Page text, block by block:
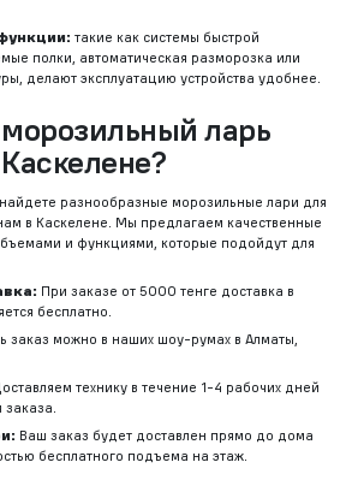
такие как системы быстрой
полки, автоматическая разморозка или
делают эксплуатацию устройства удобнее.
ларь
найдете разнообразные морозильные лари для
в Каскелене. Мы предлагаем качественные
и функциями, которые подойдут для
При заказе от 5000 тенге доставка в
бесплатно.
заказ можно в наших шоу-румах в Алматы,
технику в течение 1-4 рабочих дней
заказа.
Ваш заказ будет доставлен прямо до дома
бесплатного подъема на этаж.